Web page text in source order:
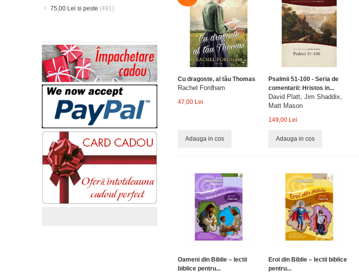
Cu dragoste, al tău Thomas
Rachel Fordham
47,00 Lei
Adauga in cos
Psalmii 51-100 - Seria de
comentarii: Hristos in...
David Platt, Jim Shaddix,
Matt Mason
149,00 Lei
Adauga in cos
Oameni din Biblie – lectii
biblice pentru...
Eroi din Biblie – lectii biblice
pentru...
75,00 Lei si peste (491)